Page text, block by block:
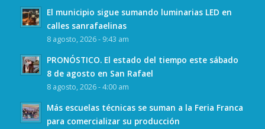
El municipio sigue sumando luminarias LED en
calles sanrafaelinas
8 agosto, 2026 - 9:43 am
PRONÓSTICO. El estado del tiempo este sábado
8 de agosto en San Rafael
8 agosto, 2026 - 4:00 am
Más escuelas técnicas se suman a la Feria Franca
para comercializar su producción